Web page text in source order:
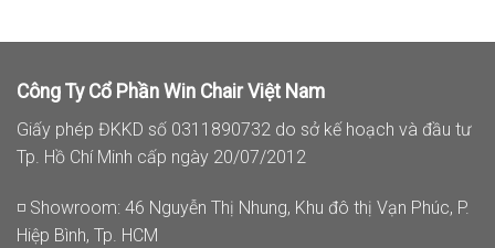
Công Ty Cổ Phần Win Chair Việt Nam
Giấy phép ĐKKD số 0311890732 do sở kế hoạch và đầu tư
Tp. Hồ Chí Minh cấp ngày 20/07/2012
◽ Showroom: 46 Nguyễn Thị Nhung, Khu đô thị Vạn Phúc, P.
Hiệp Bình, Tp. HCM